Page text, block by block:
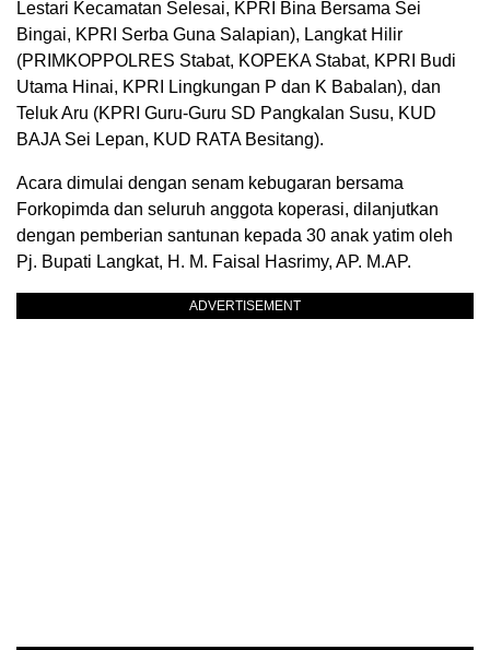
Lestari Kecamatan Selesai, KPRI Bina Bersama Sei
Bingai, KPRI Serba Guna Salapian), Langkat Hilir
(PRIMKOPPOLRES Stabat, KOPEKA Stabat, KPRI Budi
Utama Hinai, KPRI Lingkungan P dan K Babalan), dan
Teluk Aru (KPRI Guru-Guru SD Pangkalan Susu, KUD
BAJA Sei Lepan, KUD RATA Besitang).
Acara dimulai dengan senam kebugaran bersama
Forkopimda dan seluruh anggota koperasi, dilanjutkan
dengan pemberian santunan kepada 30 anak yatim oleh
Pj. Bupati Langkat, H. M. Faisal Hasrimy, AP. M.AP.
ADVERTISEMENT